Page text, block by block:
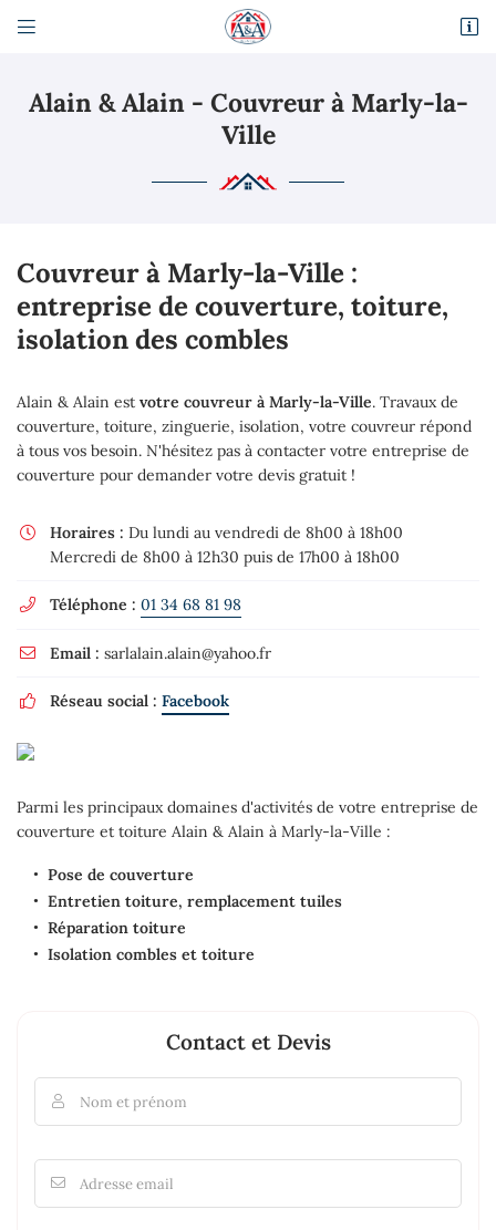


01 34 68 81 98
 Adresse email de réception
l'adresse email indiqué ci-dessus. Vous pouvez vous désinscrire à tout moment en
Inscription
Alain & Alain - Couvreur à Marly-la-
Ville
Couvreur à Marly-la-Ville :
entreprise de couverture, toiture,
isolation des combles
Alain & Alain est votre couvreur à Marly-la-Ville. Travaux de
couverture, toiture, zinguerie, isolation, votre couvreur répond
à tous vos besoin. N'hésitez pas à contacter votre entreprise de
couverture pour demander votre devis gratuit !
 Horaires : Du lundi au vendredi de 8h00 à 18h00
Mercredi de 8h00 à 12h30 puis de 17h00 à 18h00
 Téléphone : 01 34 68 81 98
 Email : sarlalain.alain@yahoo.fr
 Réseau social : Facebook
Parmi les principaux domaines d'activités de votre entreprise de
couverture et toiture Alain & Alain à Marly-la-Ville :
Pose de couverture
Entretien toiture, remplacement tuiles
Réparation toiture
Isolation combles et toiture
Contact et Devis
 Nom et prénom
 Adresse email